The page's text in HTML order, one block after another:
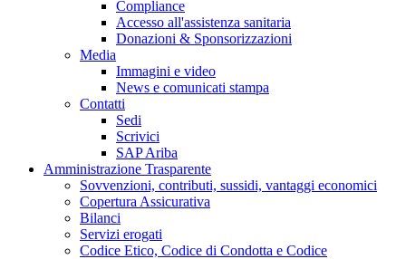
Compliance
Accesso all'assistenza sanitaria
Donazioni & Sponsorizzazioni
Media
Immagini e video
News e comunicati stampa
Contatti
Sedi
Scrivici
SAP Ariba
Amministrazione Trasparente
Sovvenzioni, contributi, sussidi, vantaggi economici
Copertura Assicurativa
Bilanci
Servizi erogati
Codice Etico, Codice di Condotta e Codice